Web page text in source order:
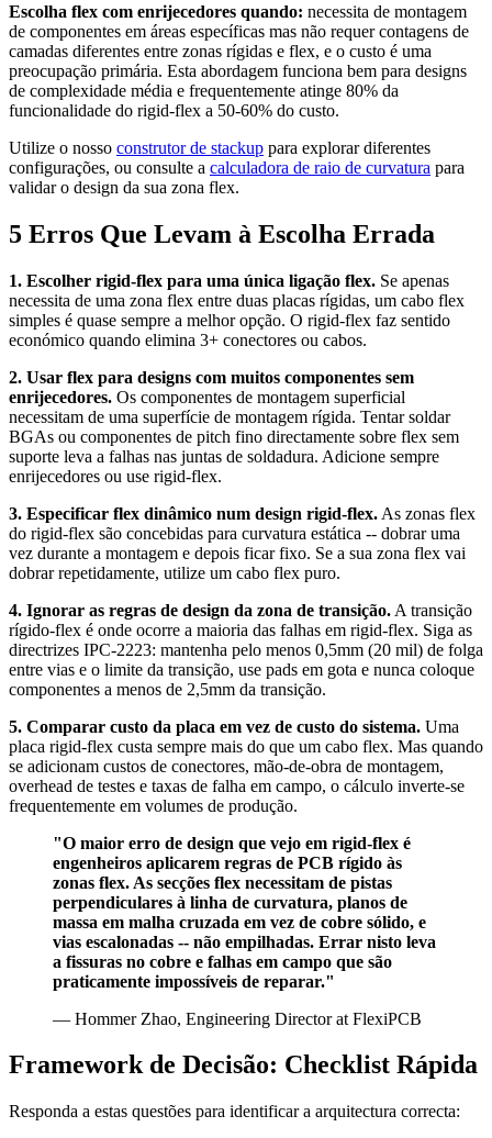
Escolha flex com enrijecedores quando: necessita de montagem
de componentes em áreas específicas mas não requer contagens de
camadas diferentes entre zonas rígidas e flex, e o custo é uma
preocupação primária. Esta abordagem funciona bem para designs
de complexidade média e frequentemente atinge 80% da
funcionalidade do rigid-flex a 50-60% do custo.
Utilize o nosso construtor de stackup para explorar diferentes
configurações, ou consulte a calculadora de raio de curvatura para
validar o design da sua zona flex.
5 Erros Que Levam à Escolha Errada
1. Escolher rigid-flex para uma única ligação flex. Se apenas
necessita de uma zona flex entre duas placas rígidas, um cabo flex
simples é quase sempre a melhor opção. O rigid-flex faz sentido
económico quando elimina 3+ conectores ou cabos.
2. Usar flex para designs com muitos componentes sem
enrijecedores. Os componentes de montagem superficial
necessitam de uma superfície de montagem rígida. Tentar soldar
BGAs ou componentes de pitch fino directamente sobre flex sem
suporte leva a falhas nas juntas de soldadura. Adicione sempre
enrijecedores ou use rigid-flex.
3. Especificar flex dinâmico num design rigid-flex. As zonas flex
do rigid-flex são concebidas para curvatura estática -- dobrar uma
vez durante a montagem e depois ficar fixo. Se a sua zona flex vai
dobrar repetidamente, utilize um cabo flex puro.
4. Ignorar as regras de design da zona de transição. A transição
rígido-flex é onde ocorre a maioria das falhas em rigid-flex. Siga as
directrizes IPC-2223: mantenha pelo menos 0,5mm (20 mil) de folga
entre vias e o limite da transição, use pads em gota e nunca coloque
componentes a menos de 2,5mm da transição.
5. Comparar custo da placa em vez de custo do sistema. Uma
placa rigid-flex custa sempre mais do que um cabo flex. Mas quando
se adicionam custos de conectores, mão-de-obra de montagem,
overhead de testes e taxas de falha em campo, o cálculo inverte-se
frequentemente em volumes de produção.
"O maior erro de design que vejo em rigid-flex é
engenheiros aplicarem regras de PCB rígido às
zonas flex. As secções flex necessitam de pistas
perpendiculares à linha de curvatura, planos de
massa em malha cruzada em vez de cobre sólido, e
vias escalonadas -- não empilhadas. Errar nisto leva
a fissuras no cobre e falhas em campo que são
praticamente impossíveis de reparar."
— Hommer Zhao, Engineering Director at FlexiPCB
Framework de Decisão: Checklist Rápida
Responda a estas questões para identificar a arquitectura correcta: